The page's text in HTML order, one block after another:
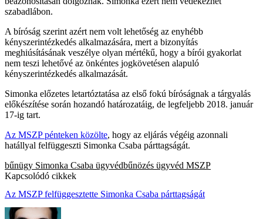
szabadlábon.
A bíróság szerint azért nem volt lehetőség az enyhébb
kényszerintézkedés alkalmazására, mert a bizonyítás
meghiúsításának veszélye olyan mértékű, hogy a bírói gyakorlat
nem teszi lehetővé az önkéntes jogkövetésen alapuló
kényszerintézkedés alkalmazását.
Simonka előzetes letartóztatása az első fokú bíróságnak a tárgyalás
előkészítése során hozandó határozatáig, de legfeljebb 2018. január
17-ig tart.
Az MSZP pénteken közölte, hogy az eljárás végéig azonnali
hatállyal felfüggeszti Simonka Csaba párttagságát.
bűnügy Simonka Csaba ügyvédbűnözés ügyvéd MSZP
Kapcsolódó cikkek
Az MSZP felfüggesztette Simonka Csaba párttagságát